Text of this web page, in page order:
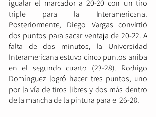
igualar el marcador a 20-20 con un tiro
triple para la Interamericana.
Posteriormente, Diego Vargas convirtió
dos puntos para sacar ventaja de 20-22. A
falta de dos minutos, la Universidad
Interamericana estuvo cinco puntos arriba
en el segundo cuarto (23-28). Rodrigo
Domínguez logró hacer tres puntos, uno
por la vía de tiros libres y dos más dentro
de la mancha de la pintura para el 26-28.